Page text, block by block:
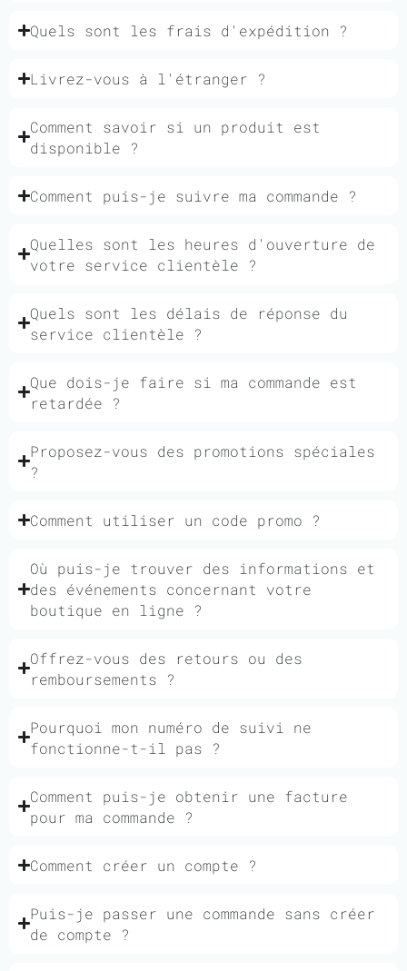
Quels sont les frais d'expédition ?
Livrez-vous à l'étranger ?
Comment savoir si un produit est
disponible ?
Comment puis-je suivre ma commande ?
Quelles sont les heures d'ouverture de
votre service clientèle ?
Quels sont les délais de réponse du
service clientèle ?
Que dois-je faire si ma commande est
retardée ?
Proposez-vous des promotions spéciales
?
Comment utiliser un code promo ?
Où puis-je trouver des informations et
des événements concernant votre
boutique en ligne ?
Offrez-vous des retours ou des
remboursements ?
Pourquoi mon numéro de suivi ne
fonctionne-t-il pas ?
Comment puis-je obtenir une facture
pour ma commande ?
Comment créer un compte ?
Puis-je passer une commande sans créer
de compte ?